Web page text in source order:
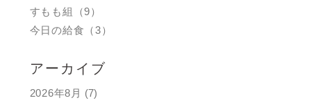
すもも組（9）
今日の給食（3）
アーカイブ
2026年8月 (7)